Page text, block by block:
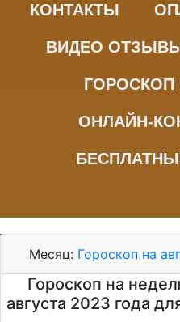
КОНТАКТЫ
ВИДЕО
ОНЛАЙН-
Месяц: Гороскоп на
Гороскоп на
августа 2023 года